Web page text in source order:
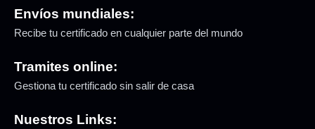
Envíos mundiales:
Recibe tu certificado en cualquier parte del mundo
Tramites online:
Gestiona tu certificado sin salir de casa
Nuestros Links: